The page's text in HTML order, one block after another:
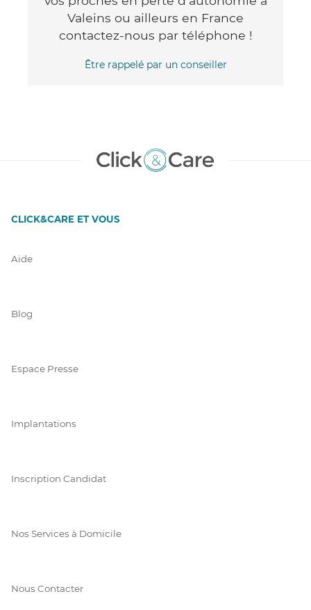
Valeins ou ailleurs en France
contactez-nous par téléphone !
Être rappelé par un conseiller
CLICK&CARE ET VOUS
Aide
Blog
Espace Presse
Implantations
Inscription Candidat
Nos Services à Domicile
Nous Contacter